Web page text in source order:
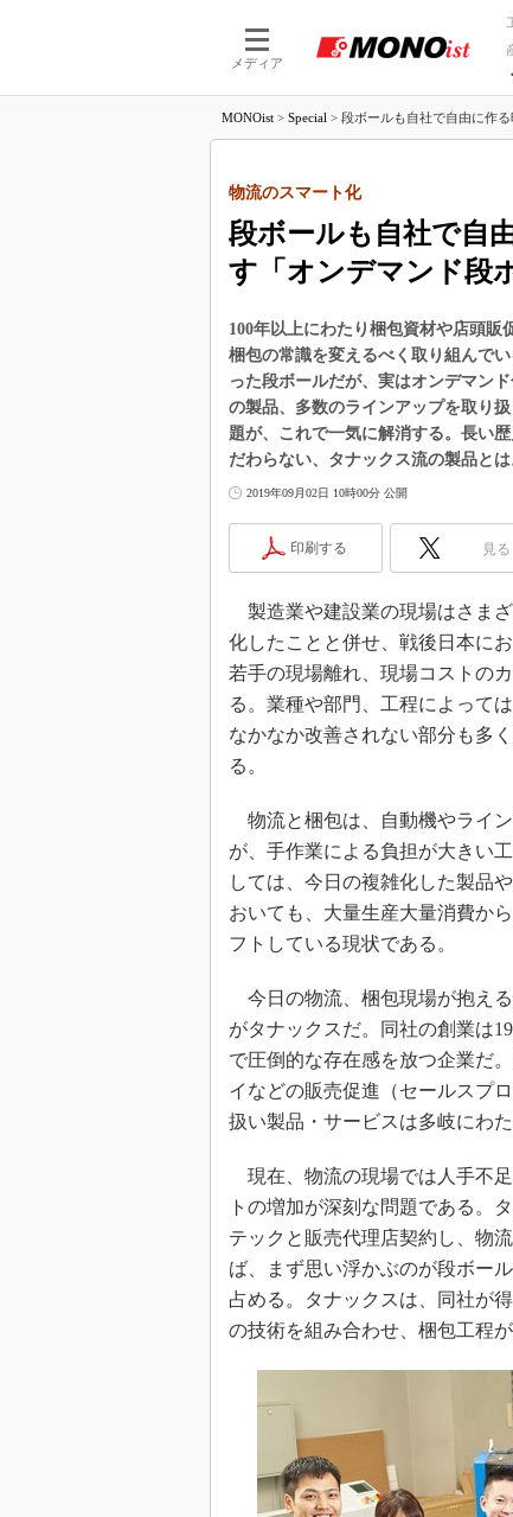
メディア
つながる工
AI×
MONOist > Special > 段ボールも自社で自由に作
段ボールも自社で自
す「オンデマンド段
物流のスマート化
100年以上にわたり梱包資材や店頭
梱包の常識を変えるべく取り組んで
った段ボールだが、実はオンデマン
の製品、多数のラインアップを取り
題が、これで一気に解消する。長い
だわらない、タナックス流の製品とは
2019年09月02日 10時00分 公開
印刷する 見る
製造業や建設業の現場はさま
化したことと併せ、戦後日本に
若手の現場離れ、現場コストの
る。業種や部門、工程によって
なかなか改善されない部分も多
る。
物流と梱包は、自動機やライ
が、手作業による負担が大きい
しては、今日の複雑化した製品
おいても、大量生産大量消費か
フトしている現状である。
今日の物流、梱包現場が抱え
がタナックスだ。同社の創業は
で圧倒的な存在感を放つ企業だ
イなどの販売促進（セールスプ
扱い製品・サービスは多岐にわた
現在、物流の現場では人手不
トの増加が深刻な問題である。
テックと販売代理店契約し、物
ば、まず思い浮かぶのが段ボー
占める。タナックスは、同社が
の技術を組み合わせ、梱包工程